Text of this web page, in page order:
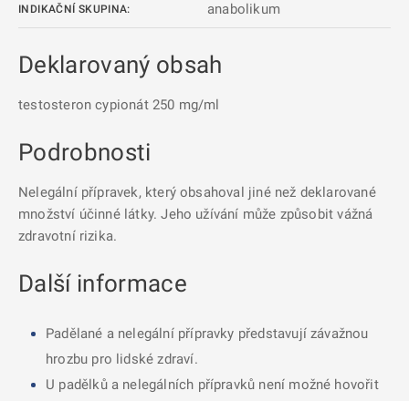
INDIKAČNÍ SKUPINA: anabolikum
Deklarovaný obsah
testosteron cypionát 250 mg/ml
Podrobnosti
Nelegální přípravek, který obsahoval jiné než deklarované
množství účinné látky. Jeho užívání může způsobit vážná
zdravotní rizika.
Další informace
Padělané a nelegální přípravky představují závažnou
hrozbu pro lidské zdraví.
U padělků a nelegálních přípravků není možné hovořit